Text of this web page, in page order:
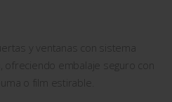
y ventanas con sistema
ofreciendo embalaje seguro con
o film estirable.